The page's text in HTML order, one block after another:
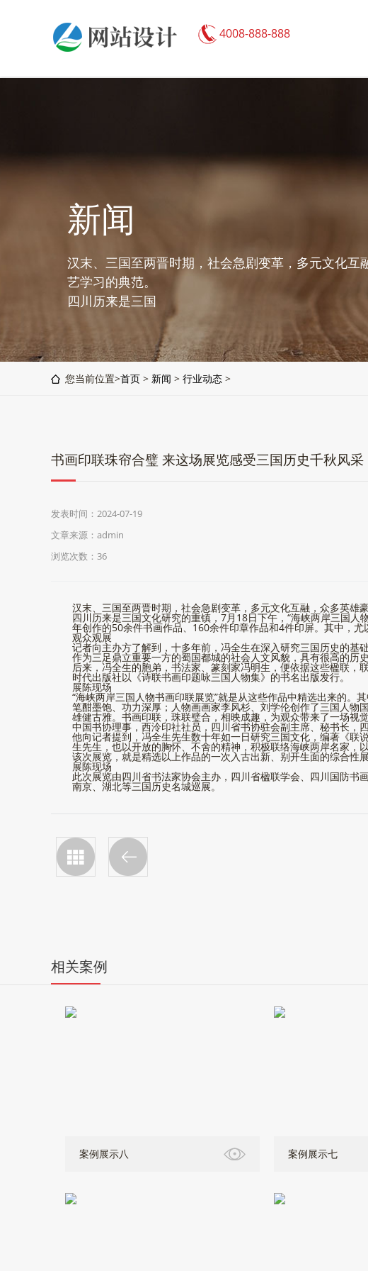
4008-888-888
新闻
汉末、三国至两晋时期，社会急剧变革，多元文化
艺学习的典范。
四川历来是三国
您当前位置>首页 > 新闻 > 行业动态 >
书画印联珠帘合璧 来这场展览感受三国历史千秋风采
发表时间：2024-07-19
文章来源：admin
浏览次数： 36
汉末、三国至两晋时期，社会急剧变革，多元文化互融，众多英雄
四川历来是三国文化研究的重镇，7月18日下午，“海峡两岸三国
年创作的50余件书画作品、160余件印章作品和4件印屏。其中，
观众观展
记者向主办方了解到，十多年前，冯全生在深入研究三国历史的
作为三足鼎立重要一方的蜀国都城的社会人文风貌，具有很高的历
后来，冯全生的胞弟，书法家、篆刻家冯明生，便依据这些楹联
时代出版社以《诗联书画印题咏三国人物集》的书名出版发行。
展陈现场
“海峡两岸三国人物书画印联展览”就是从这些作品中精选出来的。
笔酣墨饱、功力深厚；人物画画家李风杉、刘学伦创作了三国人物
雄健古雅。书画印联，珠联璧合，相映成趣，为观众带来了一场视
中国书协理事，西泠印社社员，四川省书协驻会副主席、秘书长，
他向记者提到，冯全生先生数十年如一日研究三国文化，编著《
生先生，也以开放的胸怀、不舍的精神，积极联络海峡两岸名家，
该次展览，就是精选以上作品的一次入古出新、别开生面的综合
展陈现场
此次展览由四川省书法家协会主办，四川省楹联学会、四川国防书
南京、湖北等三国历史名城巡展。
相关案例
案例展示八 案例展示七